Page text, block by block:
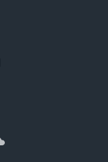
SoundCloud